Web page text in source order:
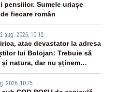
pensiilor. Sumele uriașe
fiecare român
2 aug. 2026, 10:12
atac devastator la adresa
lui Bolojan: Trebuie să
și natura, dar nu șținem
stare permanentă de alertă
2026, 10:25